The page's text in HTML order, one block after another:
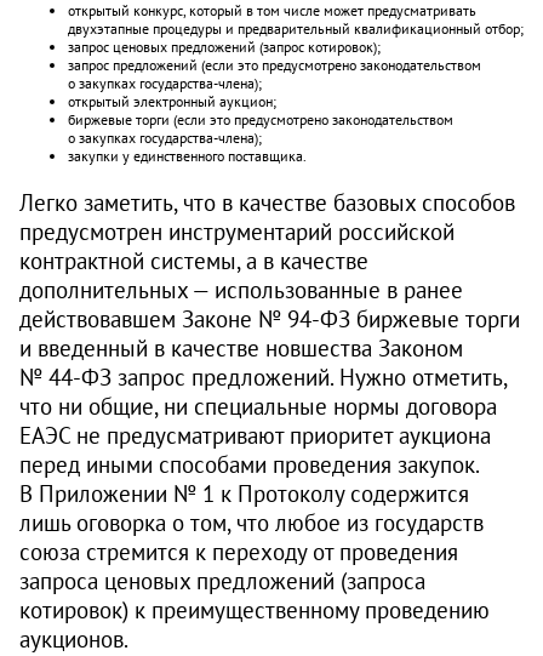
открытый конкурс, который в том числе может предусматривать
двухэтапные процедуры и предварительный квалификационный отбор;
запрос ценовых предложений (запрос котировок);
запрос предложений (если это предусмотрено законодательством
о закупках государства-члена);
открытый электронный аукцион;
биржевые торги (если это предусмотрено законодательством
о закупках государства-члена);
закупки у единственного поставщика.
Легко заметить, что в качестве базовых способов
предусмотрен инструментарий российской
контрактной системы, а в качестве
дополнительных — использованные в ранее
действовавшем Законе № 94‑ФЗ биржевые торги
и введенный в качестве новшества Законом
№ 44‑ФЗ запрос предложений. Нужно отметить,
что ни общие, ни специальные нормы договора
ЕАЭС не предусматривают приоритет аукциона
перед иными способами проведения закупок.
В Приложении № 1 к Протоколу содержится
лишь оговорка о том, что любое из государств
союза стремится к переходу от проведения
запроса ценовых предложений (запроса
котировок) к преимущественному проведению
аукционов.